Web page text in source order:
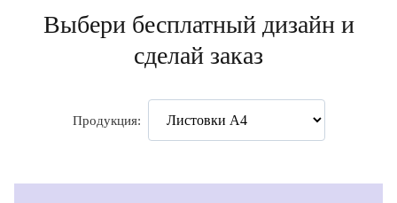
Выбери бесплатный дизайн и
сделай заказ
Продукция: